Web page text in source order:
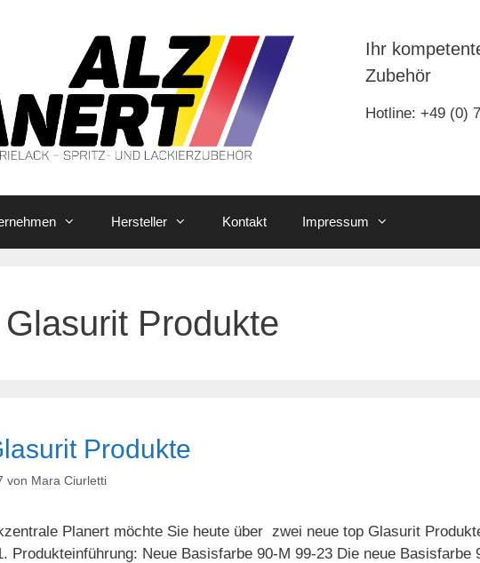
Ihr
Zubehör
Hotline: +49 (0)
Hersteller Kontakt Impressum
Produkte
Produkte
von Mara Ciurletti
Planert möchte Sie heute über zwei neue top Glasurit
Produkteinführung: Neue Basisfarbe 90-M 99-23 Die neue Basisfarbe